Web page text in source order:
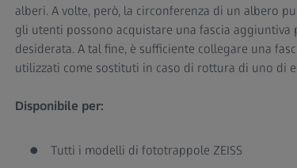
alberi. A volte, però, la circonferenza di un albero
gli utenti possono acquistare una fascia aggiuntiva
desiderata. A tal fine, è sufficiente collegare una
utilizzati come sostituti in caso di rottura di uno di
Disponibile per:
Tutti i modelli di fototrappole ZEISS